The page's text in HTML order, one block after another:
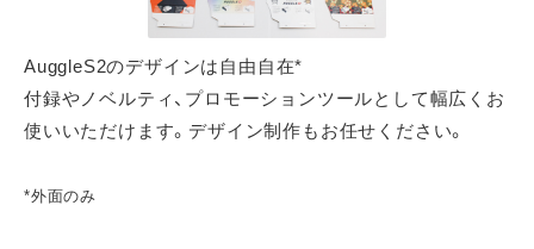
AuggleS2のデザインは自由自在*
付録やノベルティ、プロモーションツールとして幅広くお
使いいただけます。デザイン制作もお任せください。
*外面のみ